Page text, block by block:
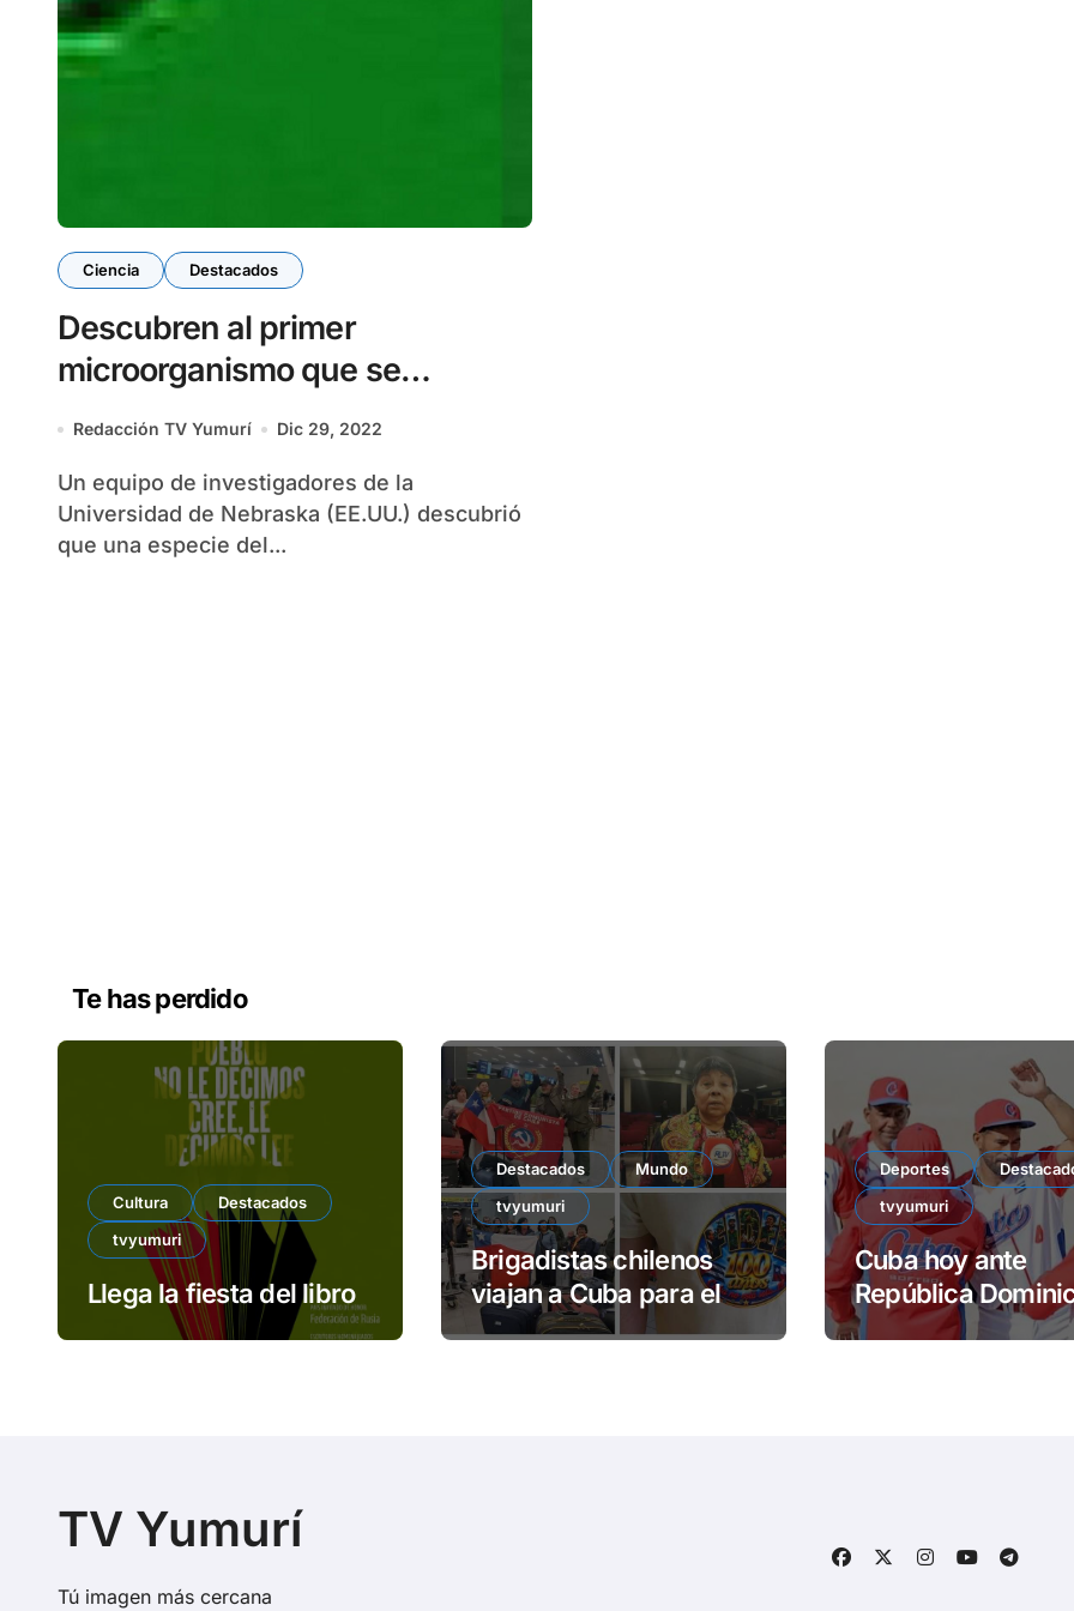
Ciencia Destacados
Descubren al primer
microorganismo que se
alimenta exclusivamente de
Redacción TV Yumurí Dic 29, 2022
Un equipo de investigadores de la
Universidad de Nebraska (EE.UU.) descubrió
que una especie del...
Te has perdido
Cultura
Destacados
tvyumuri
Llega la fiesta del libro
Destacados
Mundo
tvyumuri
Brigadistas chilenos
viajan a Cuba para el
centenario de Fidel
Deportes
tvyumuri
Cuba hoy ante
República
en el sóftbol
TV Yumurí
Tú imagen más cercana